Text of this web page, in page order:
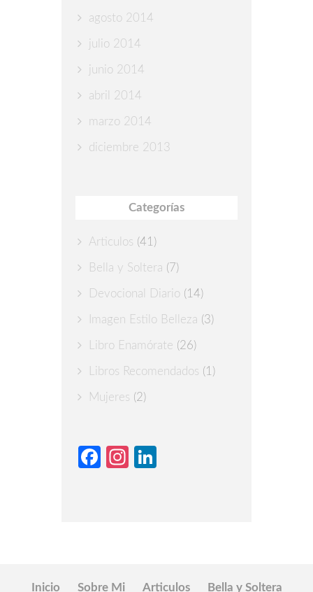
agosto 2014
julio 2014
junio 2014
abril 2014
marzo 2014
diciembre 2013
Categorías
Articulos (41)
Bella y Soltera (7)
Devocional Diario (14)
Imagen Estilo Belleza (3)
Libro Enamórate (26)
Libros Recomendados (1)
Mujeres (2)
Facebook
Instagram
Inicio Sobre Mi Articulos Bella y Soltera